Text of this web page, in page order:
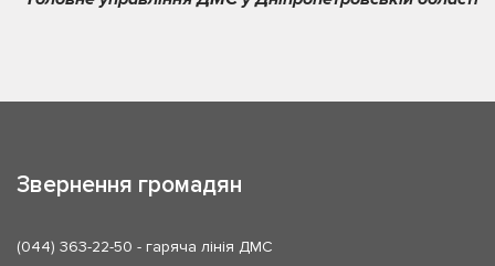
Звернення громадян
(044) 363-22-50 - гаряча лінія ДМС